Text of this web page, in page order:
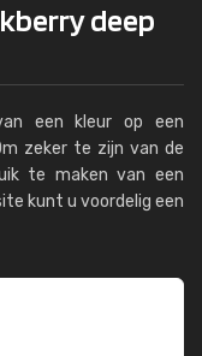
deep
een kleur op een
zeker te zijn van de
te maken van een
kunt u voordelig een